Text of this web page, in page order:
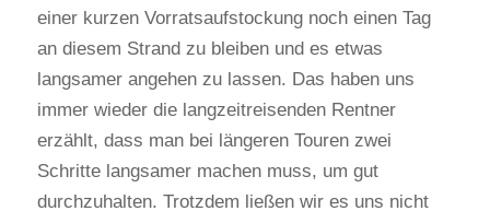
einer kurzen Vorratsaufstockung noch einen Tag
an diesem Strand zu bleiben und es etwas
langsamer angehen zu lassen. Das haben uns
immer wieder die langzeitreisenden Rentner
erzählt, dass man bei längeren Touren zwei
Schritte langsamer machen muss, um gut
durchzuhalten. Trotzdem ließen wir es uns nicht